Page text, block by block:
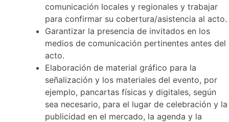
comunicación locales y regionales y trabajar
para confirmar su cobertura/asistencia al acto.
Garantizar la presencia de invitados en los
medios de comunicación pertinentes antes del
acto.
Elaboración de material gráfico para la
señalización y los materiales del evento, por
ejemplo, pancartas físicas y digitales, según
sea necesario, para el lugar de celebración y la
publicidad en el mercado, la agenda y la